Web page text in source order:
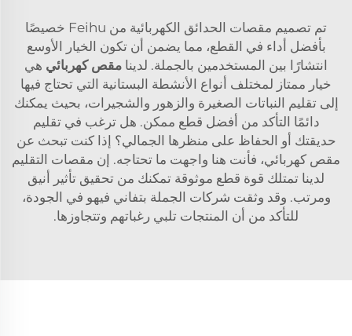
تم تصميم مقصات الحدائق الكهربائية من Feihu خصيصًا
بأفضل أداء في القطع، مما يضمن أن تكون الخيار الأوسع
انتشارًا بين المستخدمين بالجملة. لدينا مقص كهربائي هي
خيار ممتاز لمختلف أنواع الأنشطة البستانية التي تحتاج فيها
إلى تقليم النباتات الصغيرة والزهور والشجيرات، بحيث يمكنك
دائمًا التأكد من أفضل قطع ممكن. هل ترغب في تقليم
حديقتك أو الحفاظ على منظرها الجمالي؟ إذا كنت تبحث عن
مقص كهربائي، فأنت هنا واجهت ما تحتاجه. إن مقصات التقليم
لدينا تمتلك قوة قطع موثوقة تمكنك من تحقيق تأثير أنيق
ومرتب. وقد وثقت شركات الجملة بتفاني فيهو في الجودة،
للتأكد من أن المنتجات تلبي رغباتهم وتتجاوزها.